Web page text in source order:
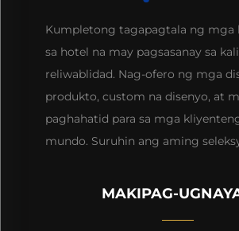
Kumpletong tagapagtala ng mga
sa hotel na may pagsasanay sa
reliwablidad. Nag-ofero ng mga
produkto, custom na disenyo, at
paghahatid para sa mga
mundo. Suruhin ang aming
MAKIPAG-